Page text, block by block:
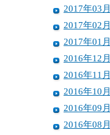
2017年03月
2017年02月
2017年01月
2016年12月
2016年11月
2016年10月
2016年09月
2016年08月